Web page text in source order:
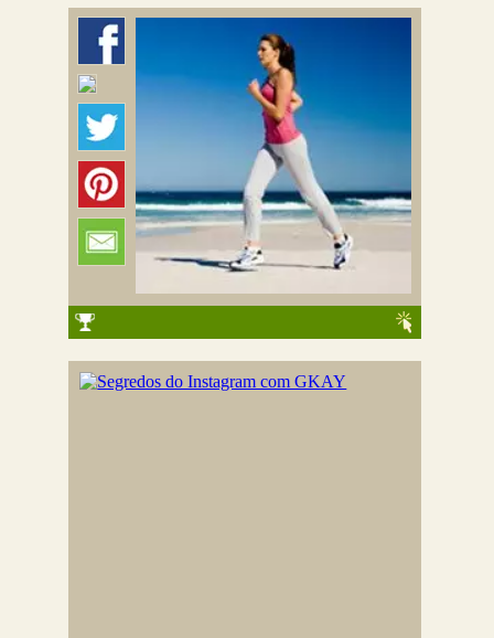
Colmeia Exchange